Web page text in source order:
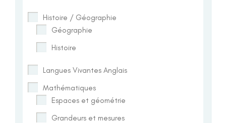
Histoire / Géographie
Géographie
Histoire
Langues Vivantes Anglais
Mathématiques
Espaces et géométrie
Grandeurs et mesures